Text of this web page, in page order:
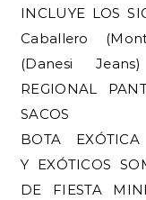
INCLUYE LOS
Caballero
(Danesi
REGIONAL
SACOS
BOTA
Y EXÓTICOS
DE FIESTA